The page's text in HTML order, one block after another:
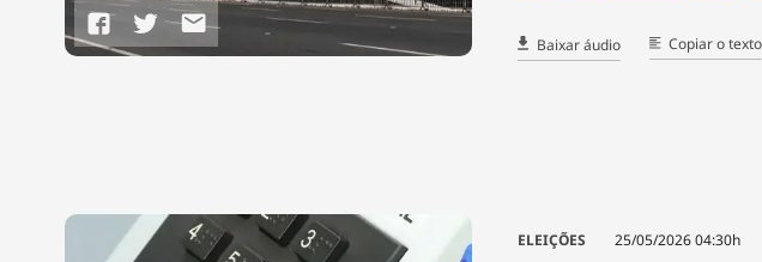
Baixar áudio Copiar o texto
ELEIÇÕES 25/05/2026 04:30h